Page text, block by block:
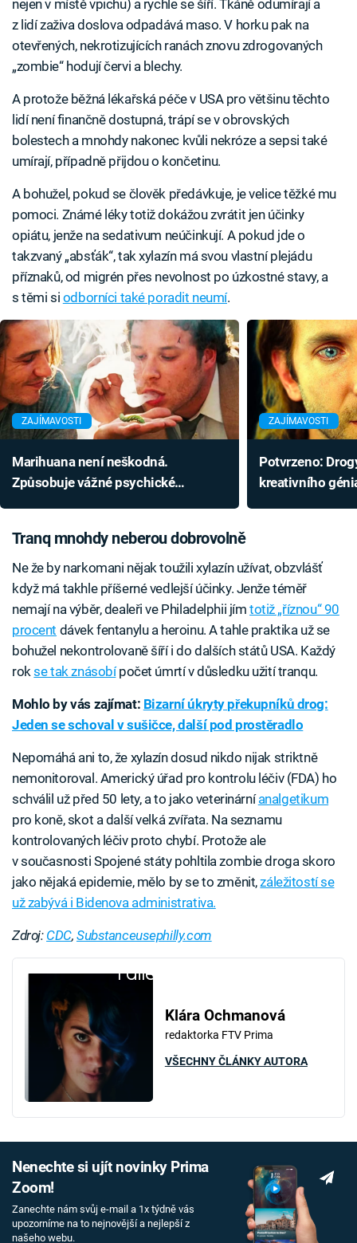
nejen v místě vpichu) a rychle se šíří. Tkáně odumírají a
z lidí zaživa doslova odpadává maso. V horku pak na
otevřených, nekrotizujících ranách znovu zdrogovaných
„zombie“ hodují červi a blechy.
A protože běžná lékařská péče v USA pro většinu těchto
lidí není finančně dostupná, trápí se v obrovských
bolestech a mnohdy nakonec kvůli nekróze a sepsi také
umírají, případně přijdou o končetinu.
A bohužel, pokud se člověk předávkuje, je velice těžké mu
pomoci. Známé léky totiž dokážou zvrátit jen účinky
opiátu, jenže na sedativum neúčinkují. A pokud jde o
takzvaný „absťák“, tak xylazín má svou vlastní plejádu
příznaků, od migrén přes nevolnost po úzkostné stavy, a
s těmi si odborníci také poradit neumí.
ZAJÍMAVOSTI
Marihuana není neškodná.
Způsobuje vážné psychické
ZAJÍMAVOSTI
Potvrzeno:
kreativního
Tranq mnohdy neberou dobrovolně
Ne že by narkomani nějak toužili xylazín užívat, obzvlášť
když má takhle příšerné vedlejší účinky. Jenže téměř
nemají na výběr, dealeři ve Philadelphii jímtotiž „říznou“ 90
procent dávek fentanylu a heroinu. A tahle praktika už se
bohužel nekontrolovaně šíří i do dalších států USA. Každý
rokse tak znásobípočet úmrtí v důsledku užití tranqu.
Mohlo by vás zajímat: Bizarní úkryty překupníků drog:
Jeden se schoval v sušičce, další pod prostěradlo
Nepomáhá ani to, že xylazín dosud nikdo nijak striktně
nemonitoroval. Americký úřad pro kontrolu léčiv (FDA) ho
schválil už před 50 lety, a to jako veterinárníanalgetikum
pro koně, skot a další velká zvířata. Na seznamu
kontrolovaných léčiv proto chybí. Protože ale
v současnosti Spojené státy pohltila zombie droga skoro
jako nějaká epidemie, mělo by se to změnit,záležitostí se
už zabývá i Bidenova administrativa.
Zdroj: CDC, Substanceusephilly.com
Failed to fetch
Klára Ochmanová
redaktorka FTV Prima
VŠECHNY ČLÁNKY AUTORA
Nenechte si ujít novinky Prima
Zoom!
Zanechte nám svůj e-mail a 1x týdně vás
upozorníme na to nejnovější a nejlepší z
našeho webu.